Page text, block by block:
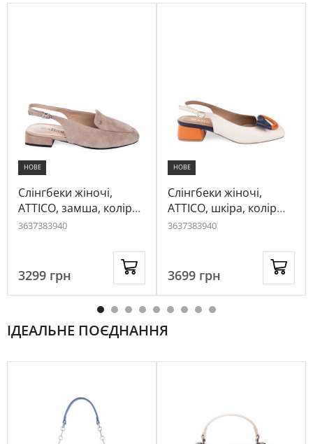
НОВЕ
Слінгбеки жіночі,
ATTICO, замша, колір
кремовий, 1074673
3637383940
3299 грн
НОВЕ
Слінгбеки жіночі,
ATTICO, шкіра, колір
кремовий, 1064337
3637383940
3699 грн
ІДЕАЛЬНЕ ПОЄДНАННЯ